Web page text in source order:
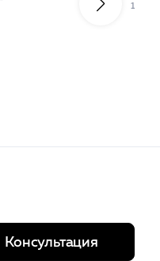
10
Консультация